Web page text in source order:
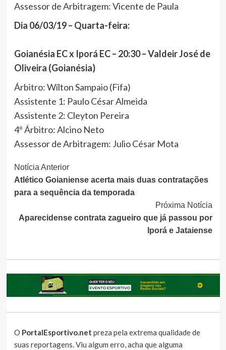
Assessor de Arbitragem: Vicente de Paula
Dia 06/03/19 – Quarta-feira:
Goianésia EC x Iporá EC – 20:30 – Valdeir José de
Oliveira (Goianésia)
Árbitro: Wílton Sampaio (Fifa)
Assistente 1: Paulo César Almeida
Assistente 2: Cleyton Pereira
4º Árbitro: Alcino Neto
Assessor de Arbitragem: Julio César Mota
Continue
Lendo
Notícia Anterior
Atlético Goianiense acerta mais duas contratações
para a sequência da temporada
Próxima Notícia
Aparecidense contrata zagueiro que já passou por
Iporá e Jataiense
O PortalEsportivo.net preza pela extrema qualidade de
suas reportagens. Viu algum erro, acha que alguma